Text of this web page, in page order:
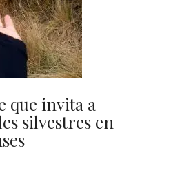
que invita a
silvestres en